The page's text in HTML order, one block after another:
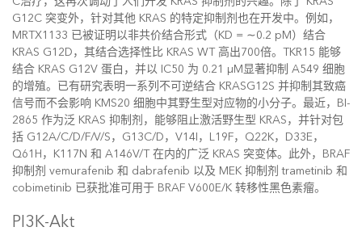
G12C 突变外，针对其他 KRAS 的特定抑制剂也在开发中。例如，
MRTX1133 已被证明以非共价结合形式（KD = ∼0.2 pM）结合
KRAS G12D，其结合选择性比 KRAS WT 高出700倍。TKR15 能够
结合 KRAS G12V 蛋白，并以 IC50 为 0.21 µM显著抑制 A549 细胞
的增殖。已有研究表明一系列不可逆结合 KRASG12S 并抑制其致癌
信号而不会影响 KMS20 细胞中其野生型对应物的小分子。最近，BI-
2865 作为泛 KRAS 抑制剂，能够阻止激活野生型 KRAS，并针对包
括 G12A/C/D/F/V/S，G13C/D，V14I，L19F，Q22K，D33E，
Q61H，K117N 和 A146V/T 在内的广泛 KRAS 突变体。此外，BRAF
抑制剂 vemurafenib 和 dabrafenib 以及 MEK 抑制剂 trametinib 和
cobimetinib 已获批准可用于 BRAF V600E/K 转移性黑色素瘤。
PI3K-Akt